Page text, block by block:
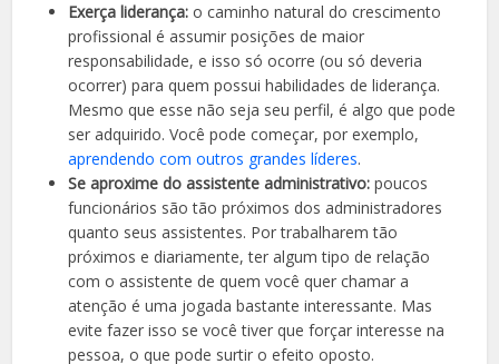
Exerça liderança: o caminho natural do crescimento
profissional é assumir posições de maior
responsabilidade, e isso só ocorre (ou só deveria
ocorrer) para quem possui habilidades de liderança.
Mesmo que esse não seja seu perfil, é algo que pode
ser adquirido. Você pode começar, por exemplo,
aprendendo com outros grandes líderes.
Se aproxime do assistente administrativo: poucos
funcionários são tão próximos dos administradores
quanto seus assistentes. Por trabalharem tão
próximos e diariamente, ter algum tipo de relação
com o assistente de quem você quer chamar a
atenção é uma jogada bastante interessante. Mas
evite fazer isso se você tiver que forçar interesse na
pessoa, o que pode surtir o efeito oposto.